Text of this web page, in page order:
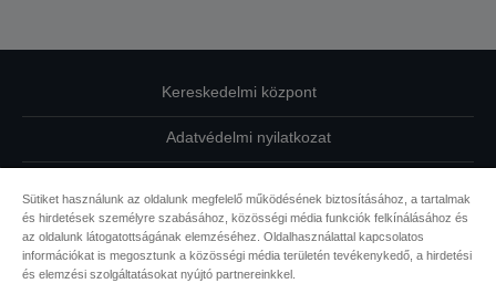
Kereskedelmi központ
Adatvédelmi nyilatkozat
Kapcsolatfelvétel
Sütikkel kapcsolatos információk
Sütiket használunk az oldalunk megfelelő működésének biztosításához, a tartalmak
és hirdetések személyre szabásához, közösségi média funkciók felkínálásához és
az oldalunk látogatottságának elemzéséhez. Oldalhasználattal kapcsolatos
információkat is megosztunk a közösségi média területén tevékenykedő, a hirdetési
és elemzési szolgáltatásokat nyújtó partnereinkkel.